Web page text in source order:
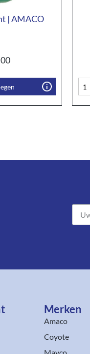
| AMACO
Merken
Amaco
Coyote